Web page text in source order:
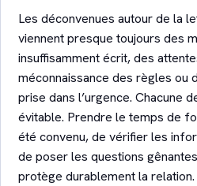
Les déconvenues autour de la
viennent presque toujours des
insuffisamment écrit, des
méconnaissance des règles ou
prise dans l’urgence. Chacune
évitable. Prendre le temps de
été convenu, de vérifier les
de poser les questions
protège durablement la